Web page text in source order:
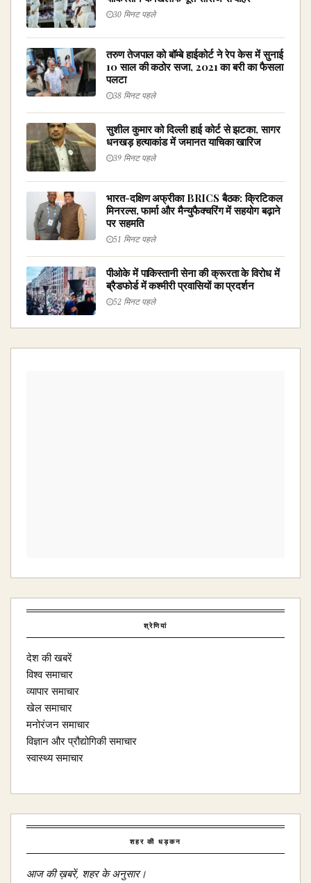
30 मिनट पहले
तरुण तेजपाल को बॉम्बे हाईकोर्ट ने रेप केस में सुनाई
10 साल की कठोर सजा, 2021 का बरी का फैसला
पलटा
38 मिनट पहले
सुशील कुमार को दिल्ली हाई कोर्ट से झटका, सागर
धनखड़ हत्याकांड में जमानत याचिका खारिज
39 मिनट पहले
भारत-दक्षिण अफ्रीका BRICS बैठक: क्रिटिकल
मिनरल्स, फार्मा और मैन्युफैक्चरिंग में सहयोग बढ़ाने
पर सहमति
51 मिनट पहले
पीओके में पाकिस्तानी सेना की क्रूरता के विरोध में
ब्रैडफोर्ड में कश्मीरी प्रवासियों का प्रदर्शन
52 मिनट पहले
श्रेणियां
देश की खबरें
विश्व समाचार
व्यापार समाचार
खेल समाचार
मनोरंजन समाचार
विज्ञान और प्रौद्योगिकी समाचार
स्वास्थ्य समाचार
शहर की धड़कन
आज की ख़बरें, शहर के अनुसार।